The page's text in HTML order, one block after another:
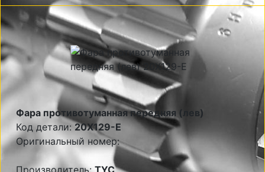
Фара противотуманная передняя (лев)
Код детали: 20X129-E
Оригинальный номер:
Производитель: TYC